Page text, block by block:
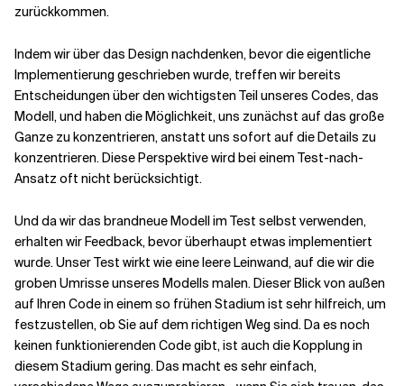
zurückkommen.
Indem wir über das Design nachdenken, bevor die eigentliche
Implementierung geschrieben wurde, treffen wir bereits
Entscheidungen über den wichtigsten Teil unseres Codes, das
Modell, und haben die Möglichkeit, uns zunächst auf das große
Ganze zu konzentrieren, anstatt uns sofort auf die Details zu
konzentrieren. Diese Perspektive wird bei einem Test-nach-
Ansatz oft nicht berücksichtigt.
Und da wir das brandneue Modell im Test selbst verwenden,
erhalten wir Feedback, bevor überhaupt etwas implementiert
wurde. Unser Test wirkt wie eine leere Leinwand, auf die wir die
groben Umrisse unseres Modells malen. Dieser Blick von außen
auf Ihren Code in einem so frühen Stadium ist sehr hilfreich, um
festzustellen, ob Sie auf dem richtigen Weg sind. Da es noch
keinen funktionierenden Code gibt, ist auch die Kopplung in
diesem Stadium gering. Das macht es sehr einfach,